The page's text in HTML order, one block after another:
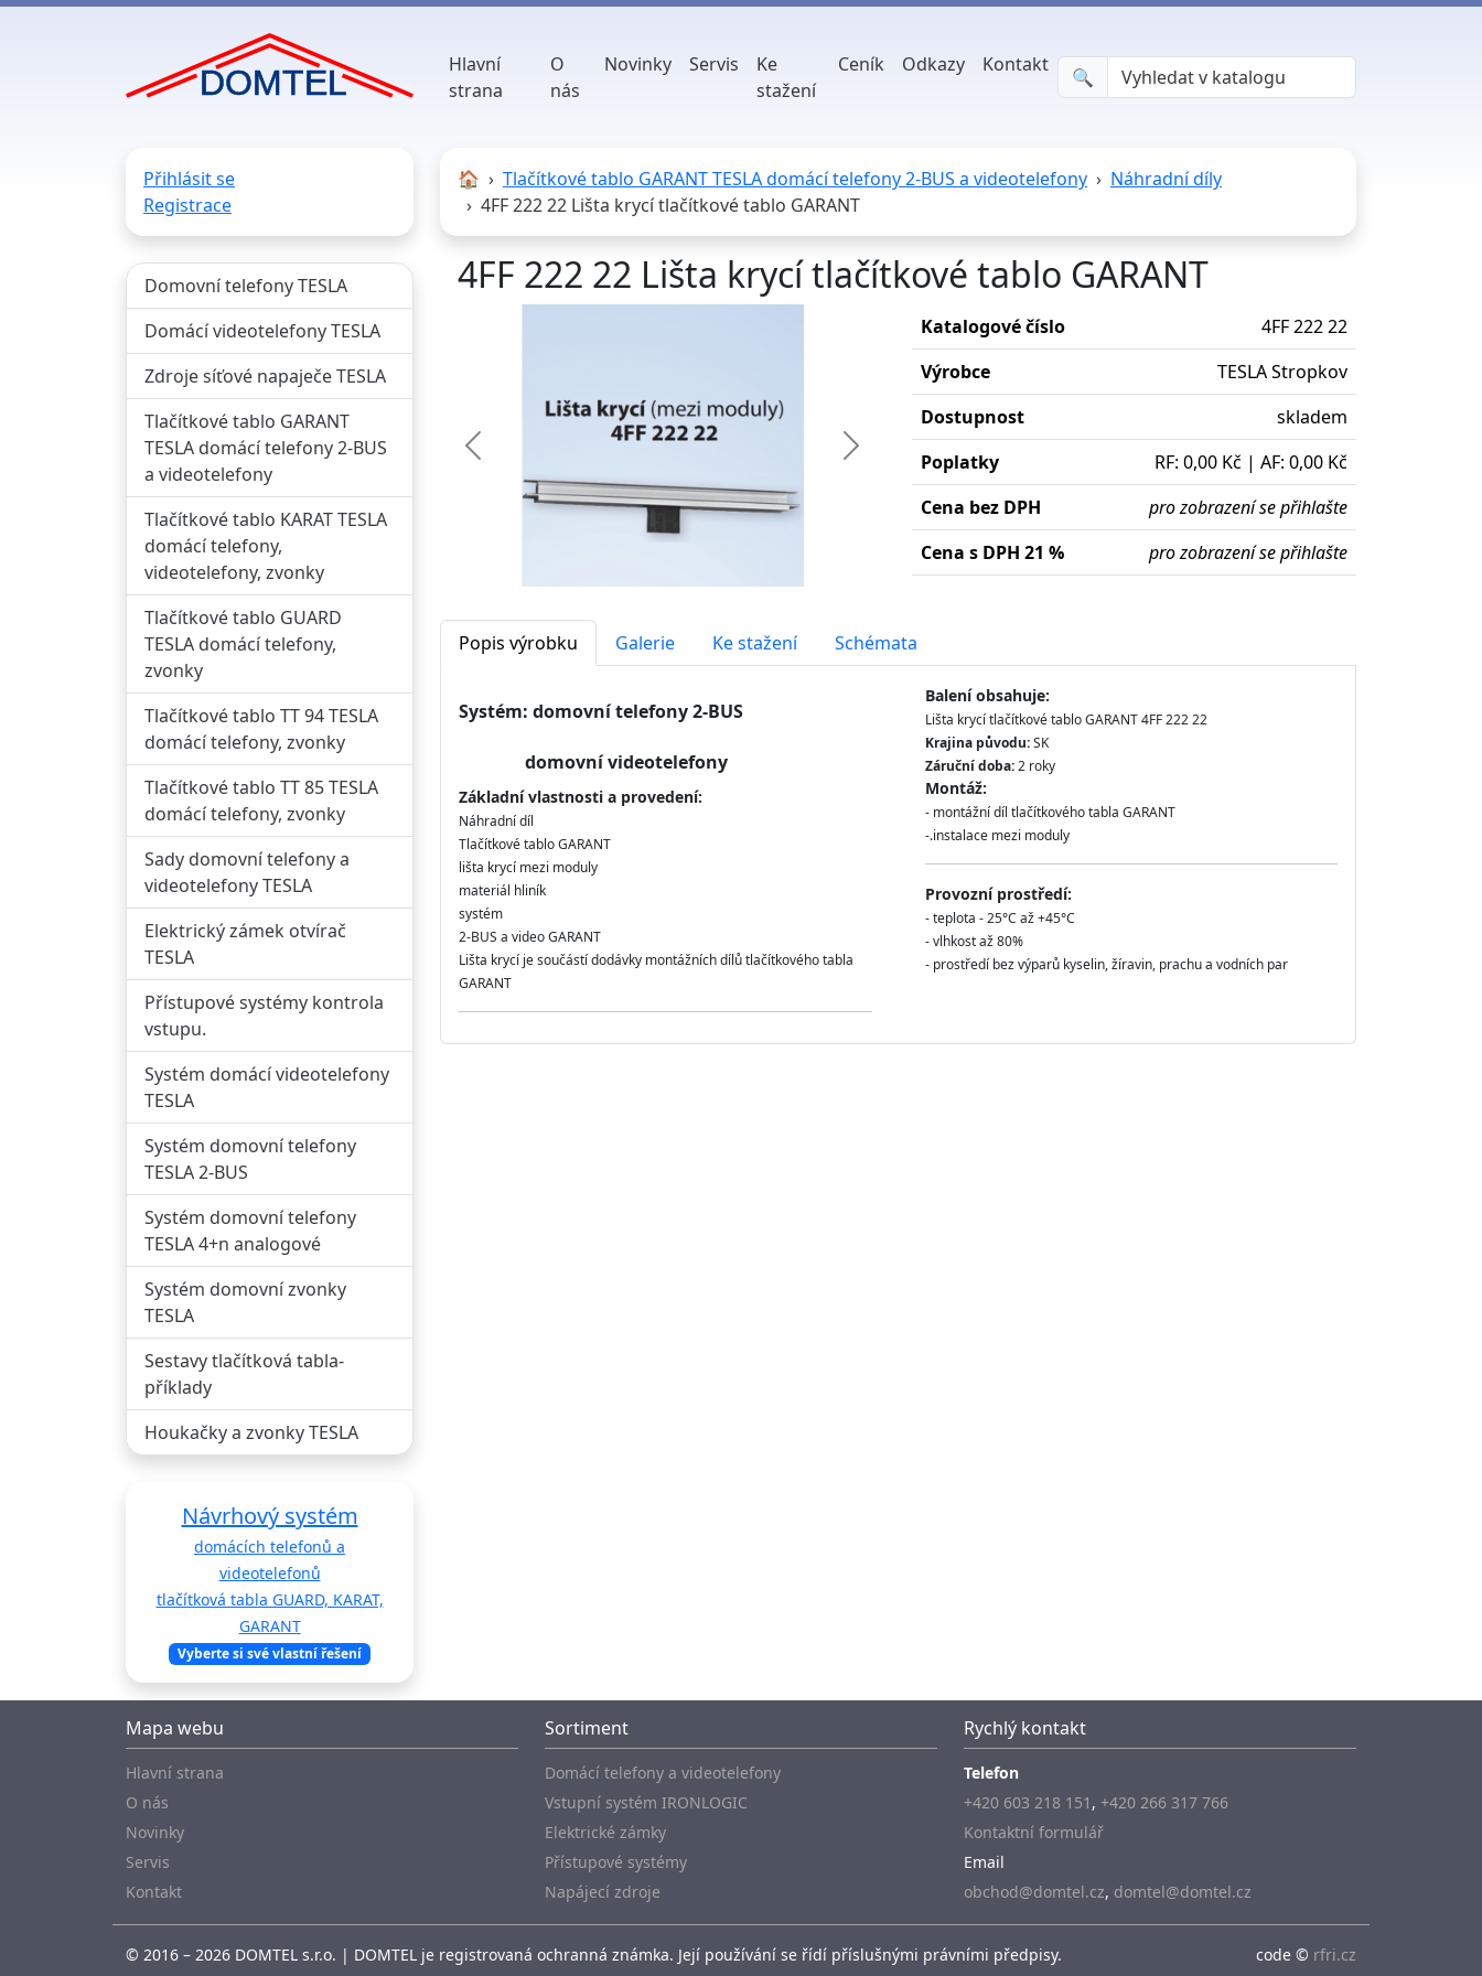
Hlavní
strana
O
nás
Novinky Servis
Ke
stažení
Ceník Odkazy Kontakt
🔍︎
Přihlásit se
Registrace
Domovní telefony TESLA
Domácí videotelefony TESLA
Zdroje síťové napaječe TESLA
Tlačítkové tablo GARANT
TESLA domácí telefony 2-BUS
a videotelefony
Tlačítkové tablo KARAT TESLA
domácí telefony,
videotelefony, zvonky
Tlačítkové tablo GUARD
TESLA domácí telefony,
zvonky
Tlačítkové tablo TT 94 TESLA
domácí telefony, zvonky
Tlačítkové tablo TT 85 TESLA
domácí telefony, zvonky
Sady domovní telefony a
videotelefony TESLA
Elektrický zámek otvírač
TESLA
Přístupové systémy kontrola
vstupu.
Systém domácí videotelefony
TESLA
Systém domovní telefony
TESLA 2-BUS
Systém domovní telefony
TESLA 4+n analogové
Systém domovní zvonky
TESLA
Sestavy tlačítková tabla-
příklady
Houkačky a zvonky TESLA
Návrhový systém
domácích telefonů a
videotelefonů
tlačítková tabla GUARD, KARAT,
GARANT
Vyberte si své vlastní řešení
🏠︎ Tlačítkové tablo GARANT TESLA domácí telefony 2-BUS a videotelefony
Náhradní díly
4FF 222 22 Lišta krycí tlačítkové tablo GARANT
4FF 222 22 Lišta krycí tlačítkové tablo GARANT
Předchozí Další
Katalogové číslo
4FF 222 22
Výrobce
TESLA Stropkov
Dostupnost
skladem
Poplatky
RF: 0,00 Kč | AF: 0,00 Kč
Cena bez DPH
pro zobrazení se přihlašte
Cena s DPH 21 %
pro zobrazení se přihlašte
Popis výrobku Galerie Ke stažení Schémata
Systém: domovní telefony 2-BUS
domovní videotelefony
Základní vlastnosti a provedení:
Náhradní díl
Tlačítkové tablo GARANT
lišta krycí mezi moduly
materiál hliník
systém
2-BUS a video GARANT
Lišta krycí je součástí dodávky montážních dílů tlačítkového tabla
GARANT
Balení obsahuje:
Lišta krycí tlačítkové tablo GARANT 4FF 222 22
Krajina původu:SK
Záruční doba:2 roky
Montáž:
- montážní díl tlačítkového tabla GARANT
-.instalace mezi moduly
Provozní prostředí:
- teplota - 25°C až +45°C
- vlhkost až 80%
- prostředí bez výparů kyselin, žíravin, prachu a vodních par
Mapa webu
Hlavní strana
O nás
Novinky
Servis
Kontakt
Sortiment
Domácí telefony a videotelefony
Vstupní systém IRONLOGIC
Elektrické zámky
Přístupové systémy
Napájecí zdroje
Rychlý kontakt
Telefon
+420 603 218 151 , +420 266 317 766
Kontaktní formulář
Email
obchod@domtel.cz, domtel@domtel.cz
© 2016 – 2026 DOMTEL s.r.o. | DOMTEL je registrovaná ochranná známka. Její používání se řídí příslušnými právními předpisy. code © rfri.cz